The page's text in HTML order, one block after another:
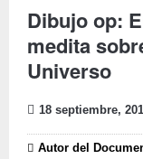
Dibujo op:
medita
Universo
18 septiembre,
Autor del